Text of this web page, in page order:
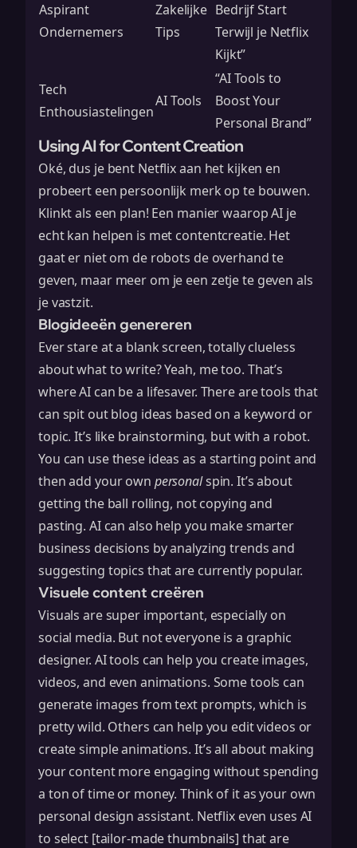
Aspirant
Ondernemers
Zakelijke
Tips
Bedrijf Start
Terwijl je Netflix
Kijkt”
Tech
Enthousiastelingen
AI Tools
“AI Tools to
Boost Your
Personal Brand”
Using AI for Content Creation
Oké, dus je bent Netflix aan het kijken en
probeert een persoonlijk merk op te bouwen.
Klinkt als een plan! Een manier waarop AI je
echt kan helpen is met contentcreatie. Het
gaat er niet om de robots de overhand te
geven, maar meer om je een zetje te geven als
je vastzit.
Blogideeën genereren
Ever stare at a blank screen, totally clueless
about what to write? Yeah, me too. That’s
where AI can be a lifesaver. There are tools that
can spit out blog ideas based on a keyword or
topic. It’s like brainstorming, but with a robot.
You can use these ideas as a starting point and
then add your own personalspin. It’s about
getting the ball rolling, not copying and
pasting. AI can also help you make smarter
business decisions by analyzing trends and
suggesting topics that are currently popular.
Visuele content creëren
Visuals are super important, especially on
social media. But not everyone is a graphic
designer. AI tools can help you create images,
videos, and even animations. Some tools can
generate images from text prompts, which is
pretty wild. Others can help you edit videos or
create simple animations. It’s all about making
your content more engaging without spending
a ton of time or money. Think of it as your own
personal design assistant. Netflix even uses AI
to select [tailor-made thumbnails] that are